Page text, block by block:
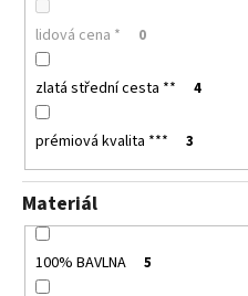
lidová cena * 0
zlatá střední cesta ** 4
prémiová kvalita *** 3
Materiál
100% BAVLNA 5